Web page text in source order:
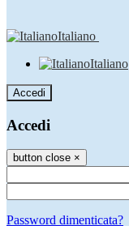
Italiano
Italiano
Accedi
Accedi
button close ×
Password dimenticata?